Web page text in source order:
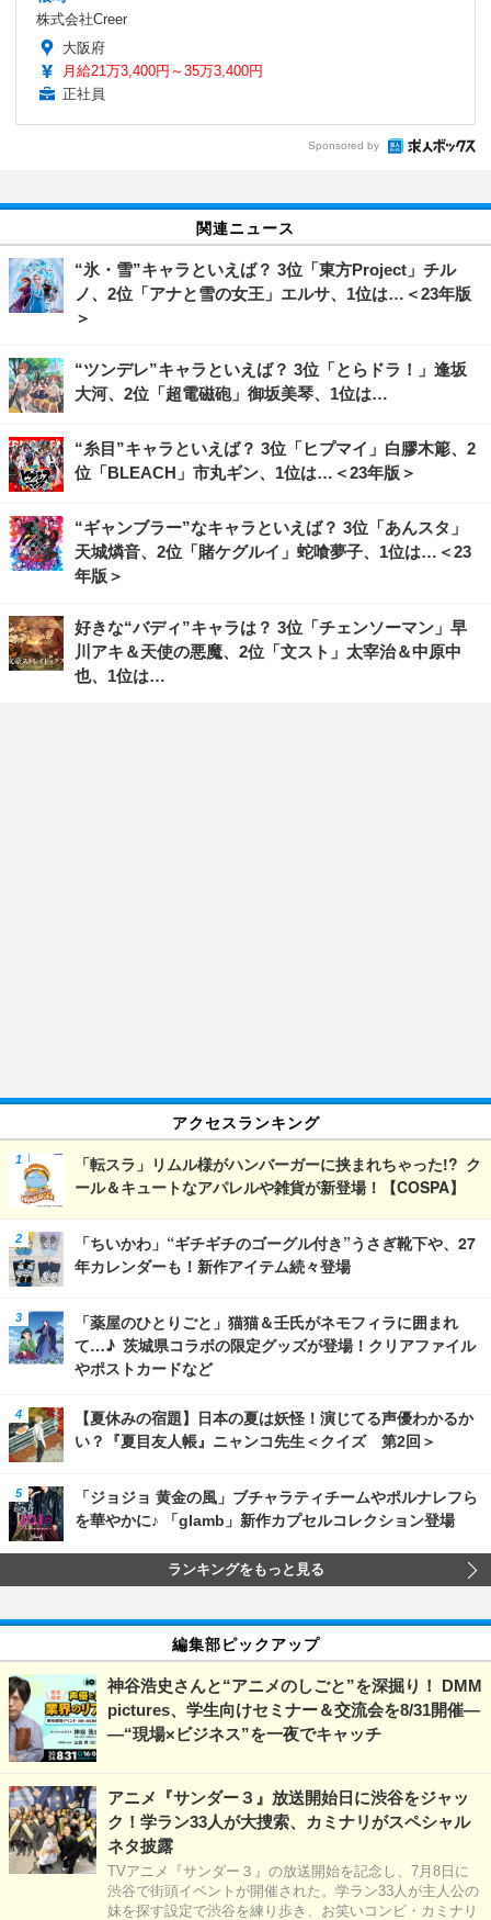
株式会社Creer
大阪府
月給21万3,400円～35万3,400円
正社員
Sponsored by
関連ニュース
“氷・雪”キャラといえば？ 3位「東方Project」チル
ノ、2位「アナと雪の女王」エルサ、1位は…＜23年版
＞
“ツンデレ”キャラといえば？ 3位「とらドラ！」逢坂
大河、2位「超電磁砲」御坂美琴、1位は…
“糸目”キャラといえば？ 3位「ヒプマイ」白膠木簓、2
位「BLEACH」市丸ギン、1位は…＜23年版＞
“ギャンブラー”なキャラといえば？ 3位「あんスタ」
天城燐音、2位「賭ケグルイ」蛇喰夢子、1位は…＜23
年版＞
好きな“バディ”キャラは？ 3位「チェンソーマン」早
川アキ＆天使の悪魔、2位「文スト」太宰治＆中原中
也、1位は…
アクセスランキング
「転スラ」リムル様がハンバーガーに挟まれちゃった!? ク
ール＆キュートなアパレルや雑貨が新登場！【COSPA】
「ちいかわ」“ギチギチのゴーグル付き”うさぎ靴下や、27
年カレンダーも！新作アイテム続々登場
「薬屋のひとりごと」猫猫＆壬氏がネモフィラに囲まれ
て…♪ 茨城県コラボの限定グッズが登場！クリアファイル
やポストカードなど
【夏休みの宿題】日本の夏は妖怪！演じてる声優わかるか
い？『夏目友人帳』ニャンコ先生＜クイズ 第2回＞
「ジョジョ 黄金の風」ブチャラティチームやポルナレフら
を華やかに♪ 「glamb」新作カプセルコレクション登場
ランキングをもっと見る
編集部ピックアップ
神谷浩史さんと“アニメのしごと”を深掘り！ DMM
pictures、学生向けセミナー＆交流会を8/31開催―
―“現場×ビジネス”を一夜でキャッチ
アニメ『サンダー３』放送開始日に渋谷をジャッ
ク！学ラン33人が大捜索、カミナリがスペシャル
ネタ披露
TVアニメ『サンダー３』の放送開始を記念し、7月8日に
渋谷で街頭イベントが開催された。学ラン33人が主人公の
妹を探す設定で渋谷を練り歩き、お笑いコンビ・カミナリ